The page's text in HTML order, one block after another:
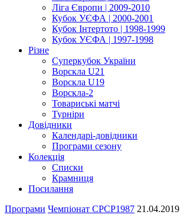
Ліга Європи | 2009-2010
Кубок УЄФА | 2000-2001
Кубок Інтертото | 1998-1999
Кубок УЄФА | 1997-1998
Різне
Суперкубок України
Ворскла U21
Ворскла U19
Ворскла-2
Товариські матчі
Турніри
Довідники
Календарі-довідники
Програми сезону
Колекція
Списки
Крамниця
Посилання
Програми Чемпіонат СРСР1987 21.04.2019